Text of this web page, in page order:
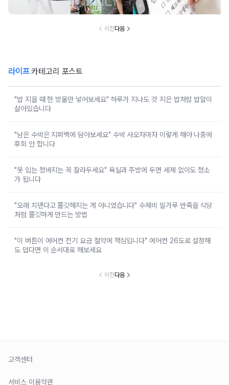
이전다음
라이프카테고리 포스트
"밥 지을 때 한 방울만 넣어보세요" 하루가 지나도 갓 지은 밥처럼 밥알이
살아있습니다
"남은 수박은 지퍼백에 담아보세요" 수박 사오자마자 이렇게 해야 나중에
후회 안 합니다
"못 입는 청바지는 꼭 잘라두세요" 욕실과 주방에 두면 세제 없이도 청소
가 됩니다
"오래 치댄다고 쫄깃해지는 게 아니었습니다" 수제비 밀가루 반죽을 식당
처럼 쫄깃하게 만드는 방법
"이 버튼이 에어컨 전기 요금 절약에 핵심입니다" 에어컨 26도로 설정해
도 덥다면 이 순서대로 해보세요
이전다음
고객센터
서비스 이용약관